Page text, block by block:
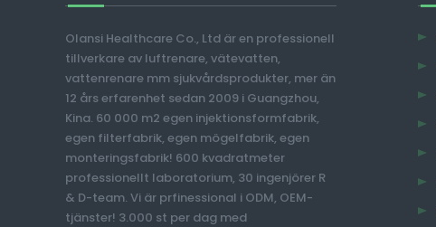
Olansi Healthcare Co., Ltd är en professionell
tillverkare av luftrenare, vätevatten,
vattenrenare mm sjukvårdsprodukter, mer än
12 års erfarenhet sedan 2009 i Guangzhou,
Kina. 60 000 m2 egen injektionsformfabrik,
egen filterfabrik, egen mögelfabrik, egen
monteringsfabrik! 600 kvadratmeter
professionellt laboratorium, 30 ingenjörer R
& D-team. Vi är prfinessional i ODM, OEM-
tjänster! 3.000 st per dag med